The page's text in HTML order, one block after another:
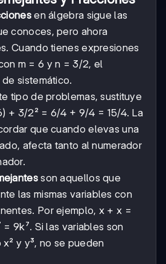
en álgebra sigue las
conoces, pero ahora
Cuando tienes expresiones
m = 6 y n = 3/2, el
sistemático.
tipo de problemas, sustituye
+ 3/2
3/2² = 6/4 + 9/4 = 15/4. La
que cuando elevas una
afecta tanto al numerador
son aquellos que
las mismas variables con
Por ejemplo, x + x =
= 9k⁷. Si las variables son
y y³, no se pueden